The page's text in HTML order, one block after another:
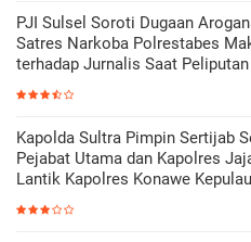
PJI Sulsel Soroti Dugaan
Satres Narkoba Polrestabes
terhadap Jurnalis Saat Peliputan
Kapolda Sultra Pimpin Sertijab
Pejabat Utama dan Kapolres
Lantik Kapolres Konawe